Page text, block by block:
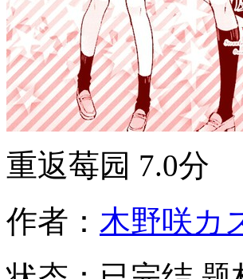
重返莓园 7.0分
作者： 木野咲カ